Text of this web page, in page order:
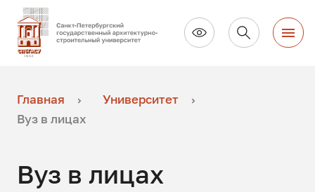
Главная
Университет
Вуз в лицах
Вуз в лицах